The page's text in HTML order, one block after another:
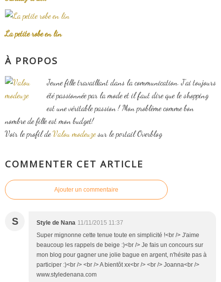
La petite robe en lin
À PROPOS
Jeune fille travaillant dans la communication. J'ai toujours
été passionnée par la mode et il faut dire que le shopping
est une véritable passion ! Mon problème comme bon
nombre de fille est mon budget!
Voir le profil deValou modeuzesur le portail Overblog
COMMENTER CET ARTICLE
Ajouter un commentaire
S Style de Nana 11/11/2015 11:37
Super mignonne cette tenue toute en simplicité !<br /> J'aime
beaucoup les rappels de beige :)<br /> Je fais un concours sur
mon blog pour gagner une jolie bague en argent, n'hésite pas à
participer :)<br /> <br /> A bientôt xx<br /> <br /> Joanna<br />
www.styledenana.com